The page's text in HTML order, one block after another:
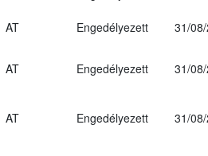
AT Engedélyezett
31/
AT Engedélyezett 31/
AT Engedélyezett 31/